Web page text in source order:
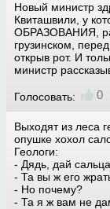
Новый министр
Квиташвили, у
ОБРАЗОВАНИЯ,
грузинском,
открыв рот. И
министр
Голосовать: 0
Выходят из леса
опушке хохол
Геологи:
- Дядь, дай
- Та вы ж его
- Но почему?
- Та я ж вам не